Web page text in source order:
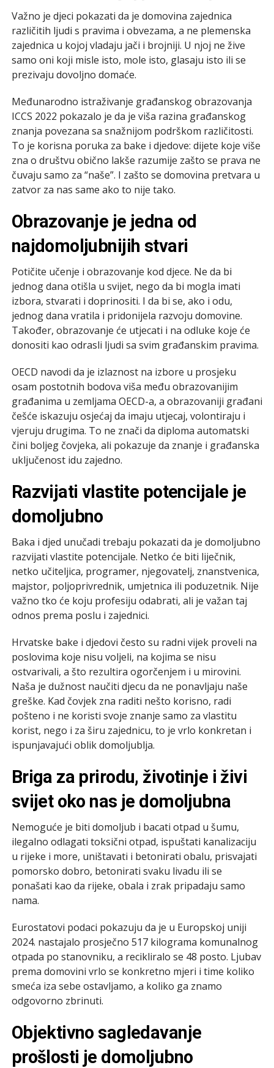
Važno je djeci pokazati da je domovina zajednica
različitih ljudi s pravima i obvezama, a ne plemenska
zajednica u kojoj vladaju jači i brojniji. U njoj ne žive
samo oni koji misle isto, mole isto, glasaju isto ili se
prezivaju dovoljno domaće.
Međunarodno istraživanje građanskog obrazovanja
ICCS 2022 pokazalo je da je viša razina građanskog
znanja povezana sa snažnijom podrškom različitosti.
To je korisna poruka za bake i djedove: dijete koje više
zna o društvu obično lakše razumije zašto se prava ne
čuvaju samo za “naše”. I zašto se domovina pretvara u
zatvor za nas same ako to nije tako.
Obrazovanje je jedna od
najdomoljubnijih stvari
Potičite učenje i obrazovanje kod djece. Ne da bi
jednog dana otišla u svijet, nego da bi mogla imati
izbora, stvarati i doprinositi. I da bi se, ako i odu,
jednog dana vratila i pridonijela razvoju domovine.
Također, obrazovanje će utjecati i na odluke koje će
donositi kao odrasli ljudi sa svim građanskim pravima.
OECD navodi da je izlaznost na izbore u prosjeku
osam postotnih bodova viša među obrazovanijim
građanima u zemljama OECD-a, a obrazovaniji građani
češće iskazuju osjećaj da imaju utjecaj, volontiraju i
vjeruju drugima. To ne znači da diploma automatski
čini boljeg čovjeka, ali pokazuje da znanje i građanska
uključenost idu zajedno.
Razvijati vlastite potencijale je
domoljubno
Baka i djed unučadi trebaju pokazati da je domoljubno
razvijati vlastite potencijale. Netko će biti liječnik,
netko učiteljica, programer, njegovatelj, znanstvenica,
majstor, poljoprivrednik, umjetnica ili poduzetnik. Nije
važno tko će koju profesiju odabrati, ali je važan taj
odnos prema poslu i zajednici.
Hrvatske bake i djedovi često su radni vijek proveli na
poslovima koje nisu voljeli, na kojima se nisu
ostvarivali, a što rezultira ogorčenjem i u mirovini.
Naša je dužnost naučiti djecu da ne ponavljaju naše
greške. Kad čovjek zna raditi nešto korisno, radi
pošteno i ne koristi svoje znanje samo za vlastitu
korist, nego i za širu zajednicu, to je vrlo konkretan i
ispunjavajući oblik domoljublja.
Briga za prirodu, životinje i živi
svijet oko nas je domoljubna
Nemoguće je biti domoljub i bacati otpad u šumu,
ilegalno odlagati toksični otpad, ispuštati kanalizaciju
u rijeke i more, uništavati i betonirati obalu, prisvajati
pomorsko dobro, betonirati svaku livadu ili se
ponašati kao da rijeke, obala i zrak pripadaju samo
nama.
Eurostatovi podaci pokazuju da je u Europskoj uniji
2024. nastajalo prosječno 517 kilograma komunalnog
otpada po stanovniku, a recikliralo se 48 posto. Ljubav
prema domovini vrlo se konkretno mjeri i time koliko
smeća iza sebe ostavljamo, a koliko ga znamo
odgovorno zbrinuti.
Objektivno sagledavanje
prošlosti je domoljubno